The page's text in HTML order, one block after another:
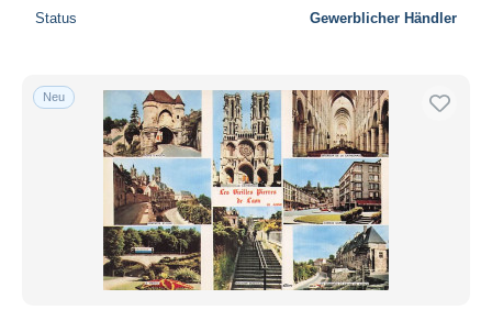
Status Gewerblicher Händler
Neu